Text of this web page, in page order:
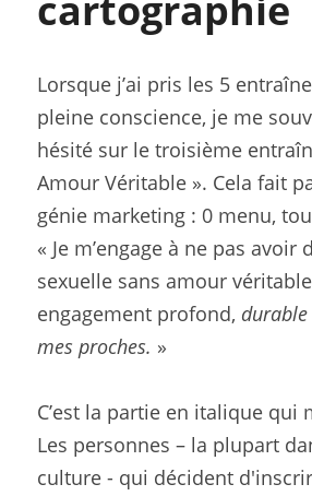
Lorsque j’ai pris les 5
pleine conscience, je me
hésité sur le troisième
Amour Véritable ». Cela fait
génie marketing : 0 menu,
« Je m’engage à ne pas avoir
sexuelle sans amour
engagement profond,
mes proches. »
C’est la partie en italique qui
Les personnes – la plupart
culture - qui décident